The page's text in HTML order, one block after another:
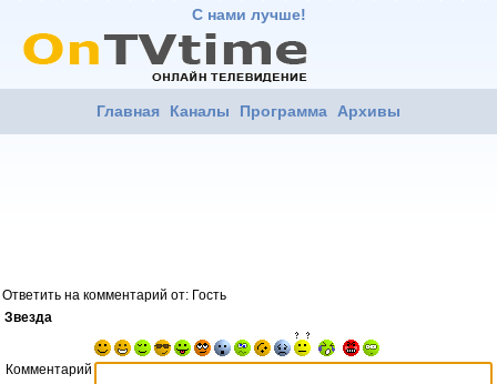
С нами лучше!
Главная Каналы Программа Архивы
Ответить на комментарий от: Гость
Звезда
Комментарий